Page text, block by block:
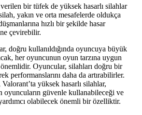
verilen bir tüfek de yüksek hasarlı silahlar
yakın ve orta mesafelerde oldukça
hızlı bir şekilde hasar
çevirebilir.
doğru kullanıldığında oyuncuya büyük
her oyuncunun oyun tarzına uygun
Oyuncular, silahları doğru bir
performanslarını daha da artırabilirler.
yüksek hasarlı silahlar,
oyuncuların güvenle kullanabileceği ve
olabilecek önemli bir özelliktir.